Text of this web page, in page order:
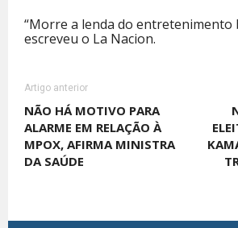
“Morre a lenda do entretenimento
escreveu o La Nacion.
Artigo anterior
NÃO HÁ MOTIVO PARA
ALARME EM RELAÇÃO À
MPOX, AFIRMA MINISTRA
DA SAÚDE